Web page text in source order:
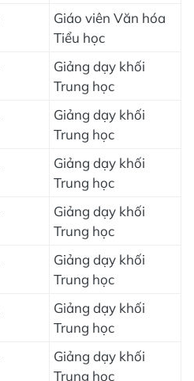
Giáo viên Văn hóa
Tiểu học
Giảng dạy khối
Trung học
Giảng dạy khối
Trung học
Giảng dạy khối
Trung học
Giảng dạy khối
Trung học
Giảng dạy khối
Trung học
Giảng dạy khối
Trung học
Giảng dạy khối
Trung học